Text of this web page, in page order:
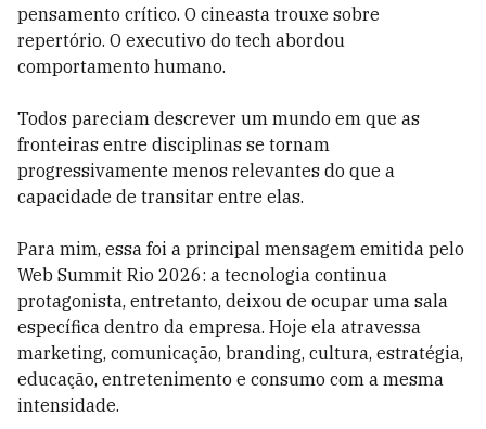
pensamento crítico. O cineasta trouxe sobre
repertório. O executivo do tech abordou
comportamento humano.
Todos pareciam descrever um mundo em que as
fronteiras entre disciplinas se tornam
progressivamente menos relevantes do que a
capacidade de transitar entre elas.
Para mim, essa foi a principal mensagem emitida pelo
Web Summit Rio 2026: a tecnologia continua
protagonista, entretanto, deixou de ocupar uma sala
específica dentro da empresa. Hoje ela atravessa
marketing, comunicação, branding, cultura, estratégia,
educação, entretenimento e consumo com a mesma
intensidade.